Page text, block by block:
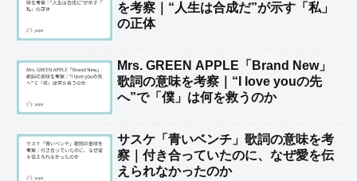
を考察｜“人生は合成だ”が示す「私」
の正体
Mrs. GREEN APPLE「Brand New」
歌詞の意味を考察｜“I love youの先
へ”で「僕」は何を救うのか
サスケ「青いベンチ」歌詞の意味を考
察｜付き合っていたのに、なぜ愛を伝
えられなかったのか